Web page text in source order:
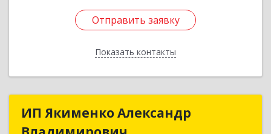
Отправить заявку
Показать контакты
Отправить заявку
Назад
ИП Якименко Александр
ИП Якименко Александр